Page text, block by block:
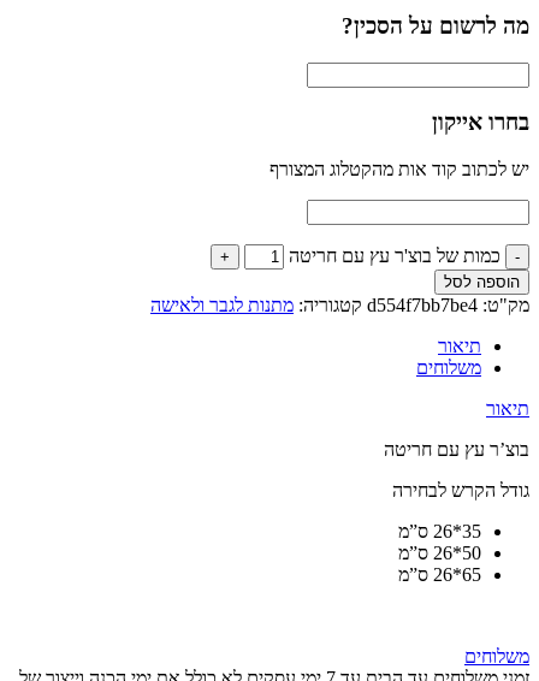
מה לרשום על הסכין?
בחרו אייקון
יש לכתוב קוד אות מהקטלוג המצורף
כמות של בוצ'ר עץ עם חריטה
הוספה לסל
מק"ט: d554f7bb7be4 קטגוריה: מתנות לגבר ולאישה
תיאור
משלוחים
תיאור
בוצ’ר עץ עם חריטה
גודל הקרש לבחירה
35*26 ס”מ
50*26 ס”מ
65*26 ס”מ
משלוחים